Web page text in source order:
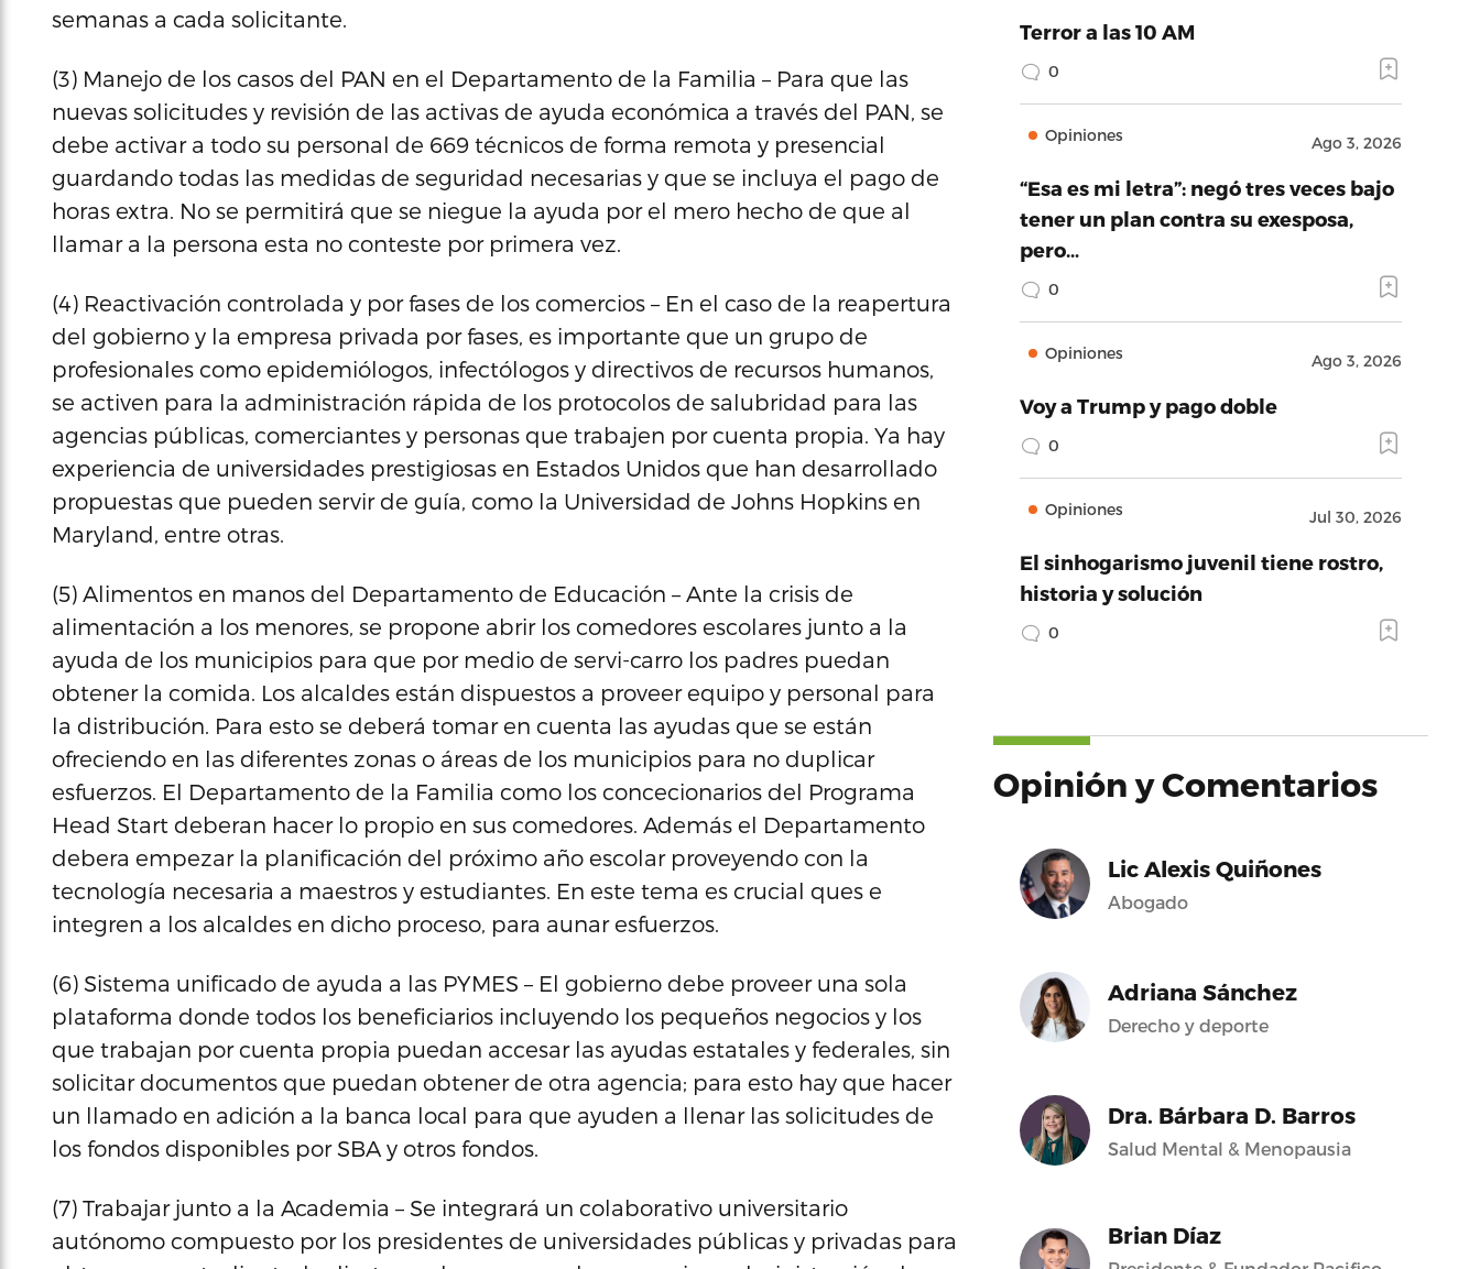
semanas a cada solicitante.
(3) Manejo de los casos del PAN en el Departamento de la Familia – Para que las
nuevas solicitudes y revisión de las activas de ayuda económica a través del PAN, se
debe activar a todo su personal de 669 técnicos de forma remota y presencial
guardando todas las medidas de seguridad necesarias y que se incluya el pago de
horas extra. No se permitirá que se niegue la ayuda por el mero hecho de que al
llamar a la persona esta no conteste por primera vez.
(4) Reactivación controlada y por fases de los comercios – En el caso de la reapertura
del gobierno y la empresa privada por fases, es importante que un grupo de
profesionales como epidemiólogos, infectólogos y directivos de recursos humanos,
se activen para la administración rápida de los protocolos de salubridad para las
agencias públicas, comerciantes y personas que trabajen por cuenta propia. Ya hay
experiencia de universidades prestigiosas en Estados Unidos que han desarrollado
propuestas que pueden servir de guía, como la Universidad de Johns Hopkins en
Maryland, entre otras.
(5) Alimentos en manos del Departamento de Educación – Ante la crisis de
alimentación a los menores, se propone abrir los comedores escolares junto a la
ayuda de los municipios para que por medio de servi-carro los padres puedan
obtener la comida. Los alcaldes están dispuestos a proveer equipo y personal para
la distribución. Para esto se deberá tomar en cuenta las ayudas que se están
ofreciendo en las diferentes zonas o áreas de los municipios para no duplicar
esfuerzos. El Departamento de la Familia como los concecionarios del Programa
Head Start deberan hacer lo propio en sus comedores. Además el Departamento
debera empezar la planificación del próximo año escolar proveyendo con la
tecnología necesaria a maestros y estudiantes. En este tema es crucial ques e
integren a los alcaldes en dicho proceso, para aunar esfuerzos.
(6) Sistema unificado de ayuda a las PYMES – El gobierno debe proveer una sola
plataforma donde todos los beneficiarios incluyendo los pequeños negocios y los
que trabajan por cuenta propia puedan accesar las ayudas estatales y federales, sin
solicitar documentos que puedan obtener de otra agencia; para esto hay que hacer
un llamado en adición a la banca local para que ayuden a llenar las solicitudes de
los fondos disponibles por SBA y otros fondos.
(7) Trabajar junto a la Academia – Se integrará un colaborativo universitario
autónomo compuesto por los presidentes de universidades públicas y privadas para
Terror a las 10 AM
0
Opiniones Ago 3, 2026
“Esa es mi letra”: negó tres veces bajo
tener un plan contra su exesposa,
pero…
0
Opiniones Ago 3, 2026
Voy a Trump y pago doble
0
Opiniones Jul 30, 2026
El sinhogarismo juvenil tiene rostro,
historia y solución
0
Opinión y Comentarios
Lic Alexis Quiñones
Abogado
Adriana Sánchez
Derecho y deporte
Dra. Bárbara D. Barros
Salud Mental & Menopausia
Brian Díaz